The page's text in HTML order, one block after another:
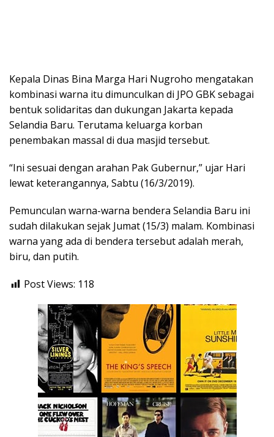
Kepala Dinas Bina Marga Hari Nugroho mengatakan
kombinasi warna itu dimunculkan di JPO GBK sebagai
bentuk solidaritas dan dukungan Jakarta kepada
Selandia Baru. Terutama keluarga korban
penembakan massal di dua masjid tersebut.
“Ini sesuai dengan arahan Pak Gubernur,” ujar Hari
lewat keterangannya, Sabtu (16/3/2019).
Pemunculan warna-warna bendera Selandia Baru ini
sudah dilakukan sejak Jumat (15/3) malam. Kombinasi
warna yang ada di bendera tersebut adalah merah,
biru, dan putih.
Post Views: 118